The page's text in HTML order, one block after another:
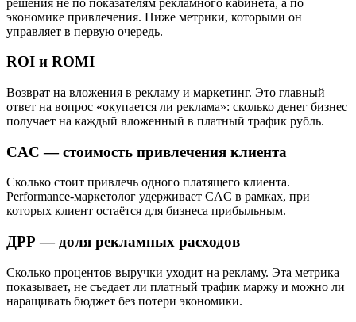
экономике привлечения. Ниже метрики, которыми он
управляет в первую очередь.
ROI и ROMI
Возврат на вложения в рекламу и маркетинг. Это главный
ответ на вопрос «окупается ли реклама»: сколько денег бизнес
получает на каждый вложенный в платный трафик рубль.
CAC — стоимость привлечения клиента
Сколько стоит привлечь одного платящего клиента.
Performance-маркетолог удерживает CAC в рамках, при
которых клиент остаётся для бизнеса прибыльным.
ДРР — доля рекламных расходов
Сколько процентов выручки уходит на рекламу. Эта метрика
показывает, не съедает ли платный трафик маржу и можно ли
наращивать бюджет без потери экономики.